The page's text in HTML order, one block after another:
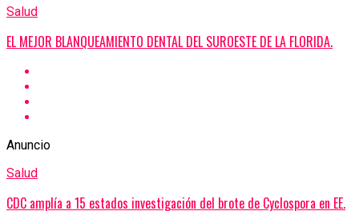
Salud
EL MEJOR BLANQUEAMIENTO DENTAL DEL SUROESTE DE LA FLORIDA.
Anuncio
Salud
CDC amplía a 15 estados investigación del brote de Cyclospora en EE.